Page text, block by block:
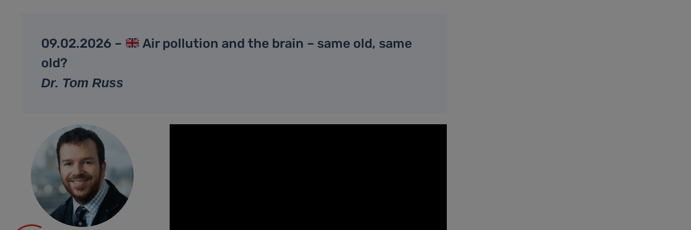
09.02.2026 –
Air pollution and the brain – same old, same
old?
Dr. Tom Russ